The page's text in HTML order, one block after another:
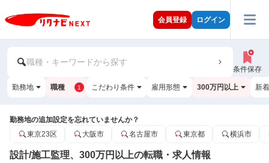
会員登録 ログイン
職種・キーワードから探す
条件保存
勤務地 職種 1 こだわり条件 雇用形態 300万円以上 新
勤務地の追加設定を忘れていませんか？
東京23区
大阪市 名古屋市 東京都 横浜市
設計/施工監理、300万円以上の転職・求人情報